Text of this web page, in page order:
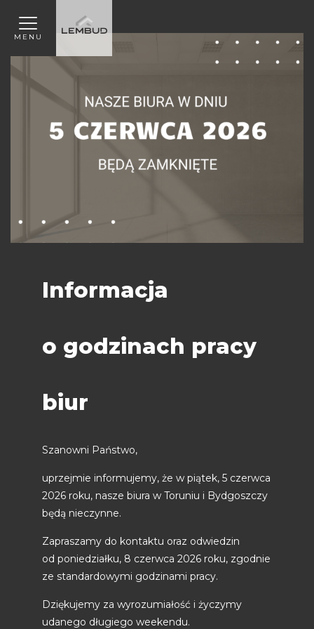
MENU
Informacja
o godzinach pracy
biur
Szanowni Państwo,
uprzejmie informujemy, że w piątek, 5 czerwca
2026 roku, nasze biura w Toruniu i Bydgoszczy
będą nieczynne.
Zapraszamy do kontaktu oraz odwiedzin
od poniedziałku, 8 czerwca 2026 roku, zgodnie
ze standardowymi godzinami pracy.
Dziękujemy za wyrozumiałość i życzymy
udanego długiego weekendu.